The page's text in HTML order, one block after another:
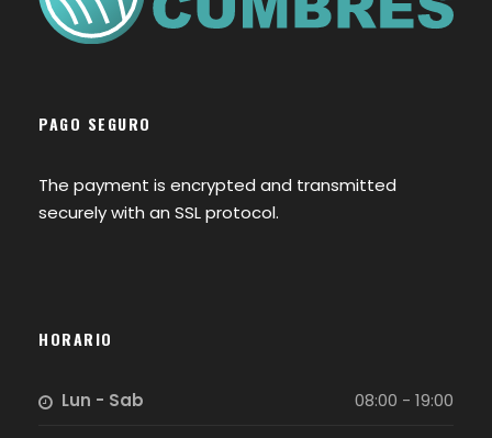
PAGO SEGURO
The payment is encrypted and transmitted
securely with an SSL protocol.
HORARIO
Lun - Sab 08:00 - 19:00